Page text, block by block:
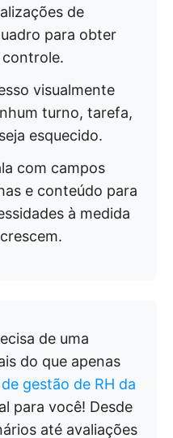
de
para obter
controle.
visualmente
turno, tarefa,
esquecido.
com campos
e conteúdo para
à medida
de uma
do que apenas
gestão de RH da
para você! Desde
até avaliações